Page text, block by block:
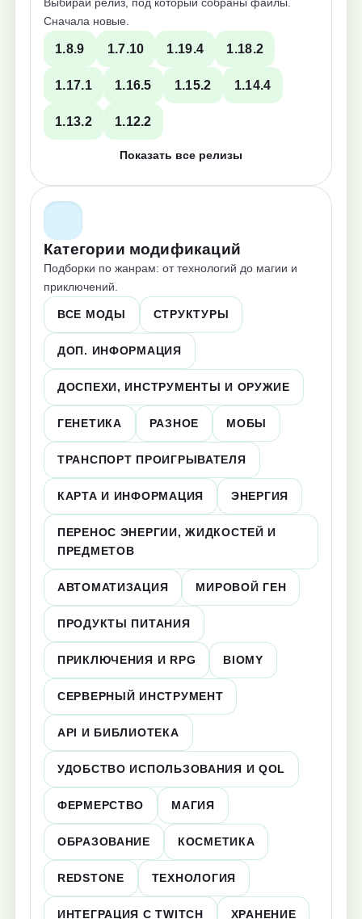
Выбирай релиз, под который собраны файлы.
Сначала новые.
1.8.9 1.7.10 1.19.4 1.18.2
1.17.1 1.16.5 1.15.2 1.14.4
1.13.2 1.12.2
Показать все релизы
Категории модификаций
Подборки по жанрам: от технологий до магии и
приключений.
ВСЕ МОДЫ СТРУКТУРЫ
ДОП. ИНФОРМАЦИЯ
ДОСПЕХИ, ИНСТРУМЕНТЫ И ОРУЖИЕ
ГЕНЕТИКА РАЗНОЕ МОБЫ
ТРАНСПОРТ ПРОИГРЫВАТЕЛЯ
КАРТА И ИНФОРМАЦИЯ ЭНЕРГИЯ
ПЕРЕНОС ЭНЕРГИИ, ЖИДКОСТЕЙ И
ПРЕДМЕТОВ
АВТОМАТИЗАЦИЯ МИРОВОЙ ГЕН
ПРОДУКТЫ ПИТАНИЯ
ПРИКЛЮЧЕНИЯ И RPG BIOMY
СЕРВЕРНЫЙ ИНСТРУМЕНТ
API И БИБЛИОТЕКА
УДОБСТВО ИСПОЛЬЗОВАНИЯ И QOL
ФЕРМЕРСТВО МАГИЯ
ОБРАЗОВАНИЕ КОСМЕТИКА
REDSTONE ТЕХНОЛОГИЯ
ИНТЕГРАЦИЯ С TWITCH ХРАНЕНИЕ